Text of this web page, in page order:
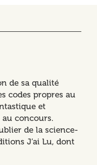
de sa qualité
codes propres au
et
concours.
de la science-
J’ai Lu, dont